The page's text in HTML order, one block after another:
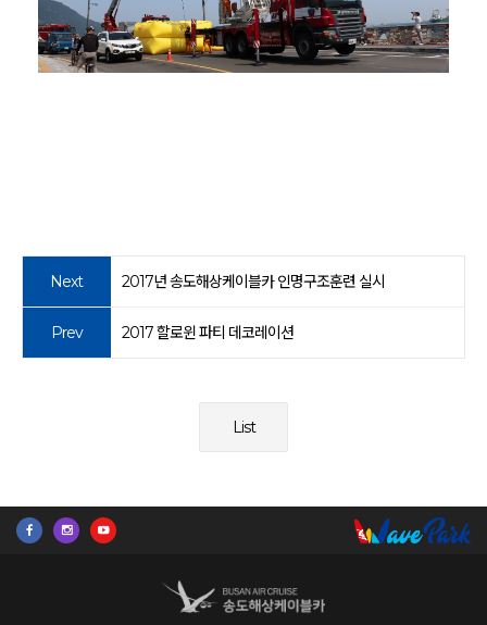
Next 2017년 송도해상케이블카 인명구조훈련 실시
Prev 2017 할로윈 파티 데코레이션
List